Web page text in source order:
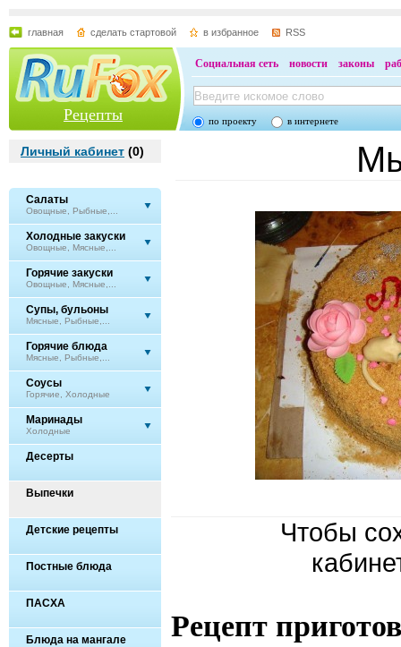
главная сделать стартовой в избранное RSS
Рецепты
Социальная сеть новости законы
по проекту в интернете
Личный кабинет (0)
Салаты
Овощные, Рыбные,...
Холодные закуски
Овощные, Мясные,...
Горячие закуски
Овощные, Мясные,...
Супы, бульоны
Мясные, Рыбные,...
Горячие блюда
Мясные, Рыбные,...
Соусы
Горячие, Холодные
Маринады
Холодные
Десерты
Выпечки
Детские рецепты
Постные блюда
ПАСХА
Блюда на мангале
Чтобы
Рецепт